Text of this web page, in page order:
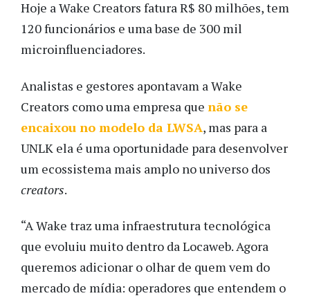
Hoje a Wake Creators fatura R$ 80 milhões, tem
120 funcionários e uma base de 300 mil
microinfluenciadores.
Analistas e gestores apontavam a Wake
Creators como uma empresa que não se
encaixou no modelo da LWSA, mas para a
UNLK ela é uma oportunidade para desenvolver
um ecossistema mais amplo no universo dos
creators.
“A Wake traz uma infraestrutura tecnológica
que evoluiu muito dentro da Locaweb. Agora
queremos adicionar o olhar de quem vem do
mercado de mídia: operadores que entendem o